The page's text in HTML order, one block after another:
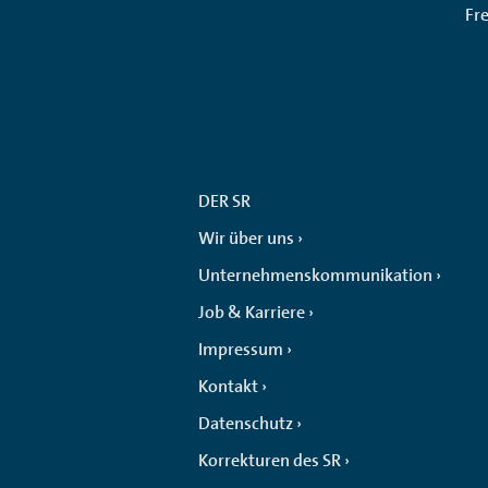
DER SR
Wir über uns
Unternehmenskommunikation
Job & Karriere
Impressum
Kontakt
Datenschutz
Korrekturen des SR